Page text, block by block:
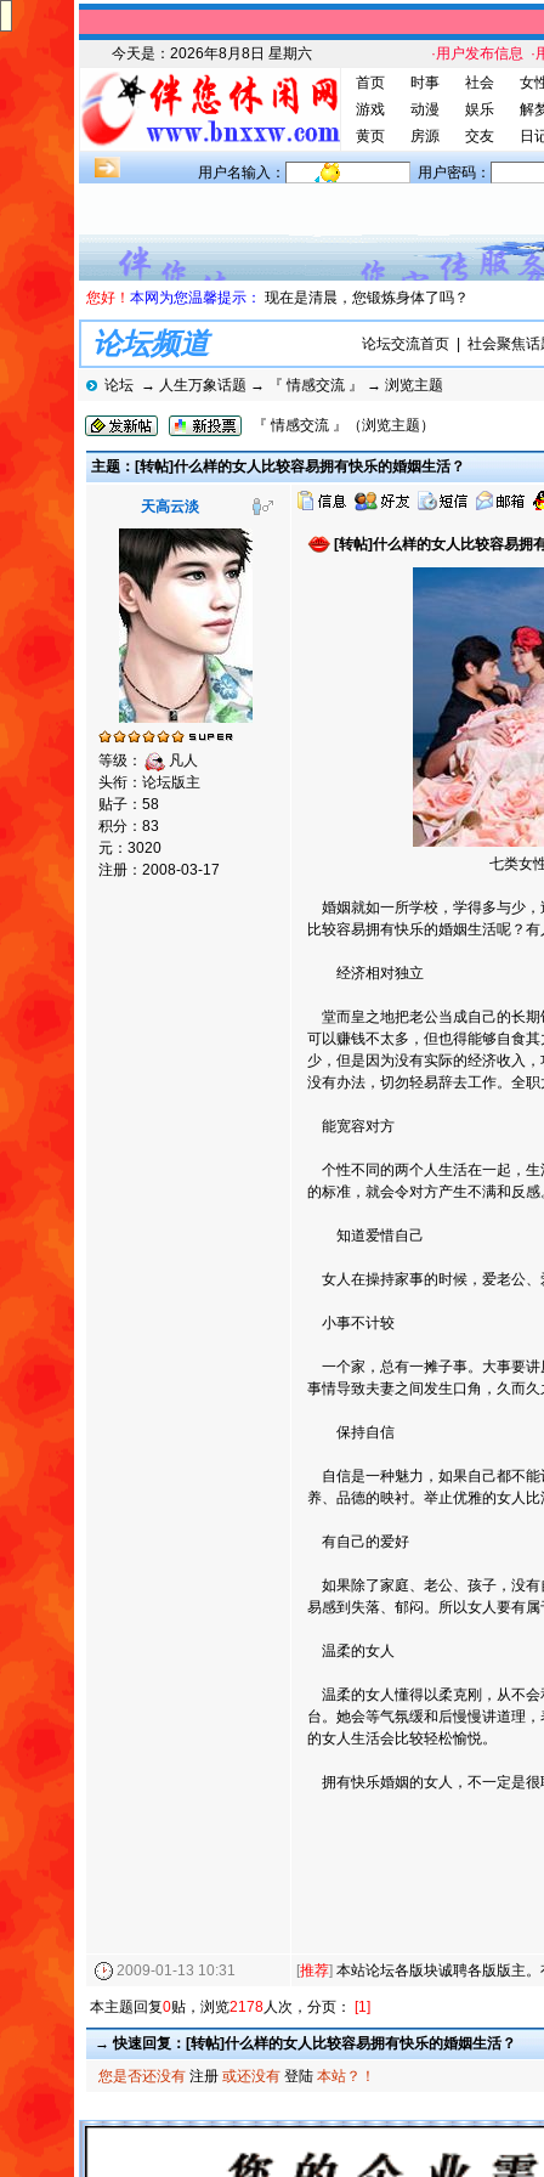
今天是： 2026年8月8日 星期六 ·用户发布信息 ·
首页
时事 社会
女
游戏
动漫 娱乐
解
黄页
房源 交友 日
用户名输入： 用户密码：
您好！ 本网为您温馨提示： 现在是清晨，您锻炼身体了吗？
论坛频道 论坛交流首页| 社会聚焦话
论坛 → 人生万象话题 → 『 情感交流 』 → 浏览主题
『 情感交流 』（浏览主题）
主题：[转帖]什么样的女人比较容易拥有快乐的婚姻生活？
天高云淡
等级：
凡人
头衔：论坛版主
贴子：58
积分：83
元：3020
注册：2008-03-17
[转帖]什么样的女人比较容易拥
七类女性容易拥有
婚姻就如一所学校，学得多与少，
比较容易拥有快乐的婚姻生活呢？
经济相对独立
堂而皇之地把老公当成自己的长期
可以赚钱不太多，但也得能够自食
少，但是因为没有实际的经济收入
没有办法，切勿轻易辞去工作。全
能宽容对方
个性不同的两个人生活在一起，生
的标准，就会令对方产生不满和反
知道爱惜自己
女人在操持家事的时候，爱老公、
小事不计较
一个家，总有一摊子事。大事要讲
事情导致夫妻之间发生口角，久而
保持自信
自信是一种魅力，如果自己都不能
养、品德的映衬。举止优雅的女人
有自己的爱好
如果除了家庭、老公、孩子，没有
易感到失落、郁闷。所以女人要有
温柔的女人
温柔的女人懂得以柔克刚，从不会
台。她会等气氛缓和后慢慢讲道理
的女人生活会比较轻松愉悦。
拥有快乐婚姻的女人，不一定是很
2009-01-13 10:31 [推荐] 本站论坛各版块诚聘各版版主
本主题回复0贴，浏览2178人次，分页： [1]
→ 快速回复：[转帖]什么样的女人比较容易拥有快乐的婚姻生活？
您是否还没有 注册 或还没有 登陆 本站？！